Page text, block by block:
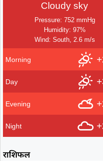
Cloudy sky
Pressure: 752 mmHg
Humidity: 97%
Wind: South, 2.6 m/s
Morning
Day
Evening
Night
राशिफल